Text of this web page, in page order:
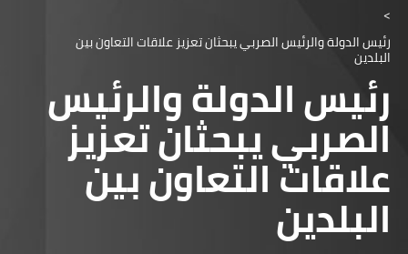
>
رئيس الدولة والرئيس الصربي يبحثان تعزيز علاقات التعاون بين
البلدين
رئيس الدولة والرئيس
الصربي يبحثان تعزيز
علاقات التعاون بين
البلدين